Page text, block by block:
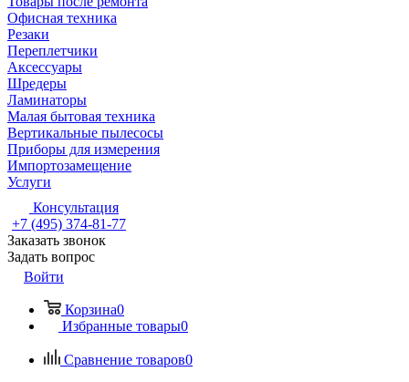
Офисная техника
Резаки
Переплетчики
Аксессуары
Шредеры
Ламинаторы
Малая бытовая техника
Вертикальные пылесосы
Приборы для измерения
Импортозамещение
Услуги
Консультация
+7 (495) 374-81-77
Заказать звонок
Задать вопрос
Войти
Корзина0
Избранные товары0
Сравнение товаров0